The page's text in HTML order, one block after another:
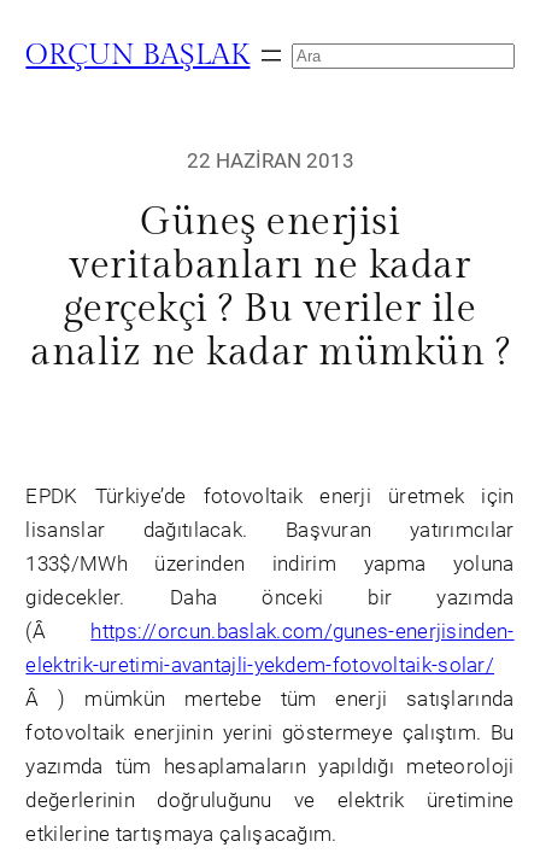
ORÇUN BAŞLAK Search
22 HAZIRAN 2013
Güneş enerjisi
veritabanları ne kadar
gerçekçi ? Bu veriler ile
analiz ne kadar mümkün ?
EPDK Türkiye’de fotovoltaik enerji üretmek için
lisanslar dağıtılacak. Başvuran yatırımcılar
133$/MWh üzerinden indirim yapma yoluna
gidecekler. Daha önceki bir yazımda
(Â https://orcun.baslak.com/gunes-enerjisinden-
elektrik-uretimi-avantajli-yekdem-fotovoltaik-solar/
Â ) mümkün mertebe tüm enerji satışlarında
fotovoltaik enerjinin yerini göstermeye çalıştım. Bu
yazımda tüm hesaplamaların yapıldığı meteoroloji
değerlerinin doğruluğunu ve elektrik üretimine
etkilerine tartışmaya çalışacağım.